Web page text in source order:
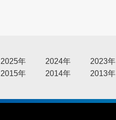
2025年 2024年 2023年
2015年 2014年 2013年